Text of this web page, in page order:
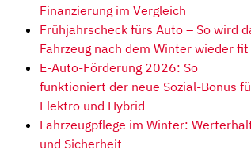
Finanzierung im Vergleich
Frühjahrscheck fürs Auto – So wird
Fahrzeug nach dem Winter wieder fit
E-Auto-Förderung 2026: So
funktioniert der neue Sozial-Bonus
Elektro und Hybrid
Fahrzeugpflege im Winter:
und Sicherheit